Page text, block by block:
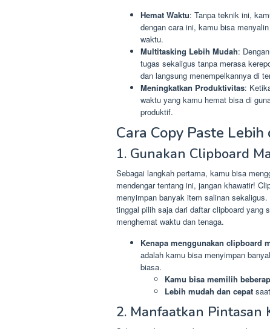
Hemat Waktu: Tanpa teknik ini,
dengan cara ini, kamu bisa
waktu.
Multitasking Lebih Mudah: Dengan
tugas sekaligus tanpa merasa
dan langsung menempelkannya di
Meningkatkan Produktivitas:
waktu yang kamu hemat bisa di
produktif.
Cara Copy Paste
1. Gunakan Clipboard
Sebagai langkah pertama, kamu bisa
mendengar tentang ini, jangan khawatir!
menyimpan banyak item salinan
tinggal pilih saja dari daftar clipboard yang
menghemat waktu dan tenaga.
Kenapa menggunakan clipboard
adalah kamu bisa menyimpan
biasa.
Kamu bisa memilih
Lebih mudah dan cepat
2. Manfaatkan Pintasan